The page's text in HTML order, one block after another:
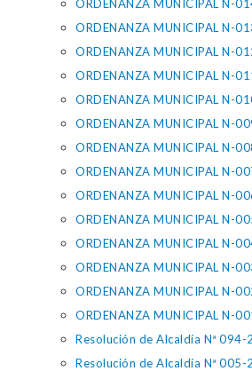
ORDENANZA MUNICIPAL N-
ORDENANZA MUNICIPAL N-
ORDENANZA MUNICIPAL N-
ORDENANZA MUNICIPAL N-
ORDENANZA MUNICIPAL N-
ORDENANZA MUNICIPAL N-
ORDENANZA MUNICIPAL N-
ORDENANZA MUNICIPAL N-
ORDENANZA MUNICIPAL N-
ORDENANZA MUNICIPAL N-
ORDENANZA MUNICIPAL N-
ORDENANZA MUNICIPAL N-
ORDENANZA MUNICIPAL N-
ORDENANZA MUNICIPAL N-
Resolución de Alcaldía Nª
Resolución de Alcaldía Nª